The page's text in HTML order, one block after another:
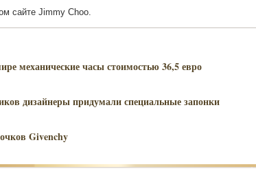
сайте Jimmy Choo.
механические часы стоимостью 36,5 евро
дизайнеры придумали специальные запонки
Givenchy